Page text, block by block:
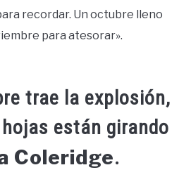
recordar. Un octubre lleno
para atesorar».
trae la explosión,
están girando
Coleridge.